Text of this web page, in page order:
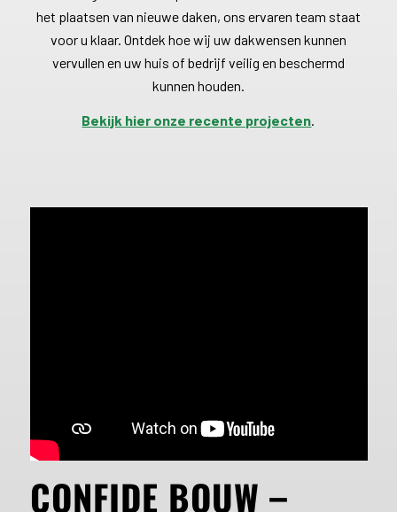
het plaatsen van nieuwe daken, ons ervaren team staat
voor u klaar. Ontdek hoe wij uw dakwensen kunnen
vervullen en uw huis of bedrijf veilig en beschermd
kunnen houden.
Bekijk hier onze recente projecten.
CONFIDE BOUW –